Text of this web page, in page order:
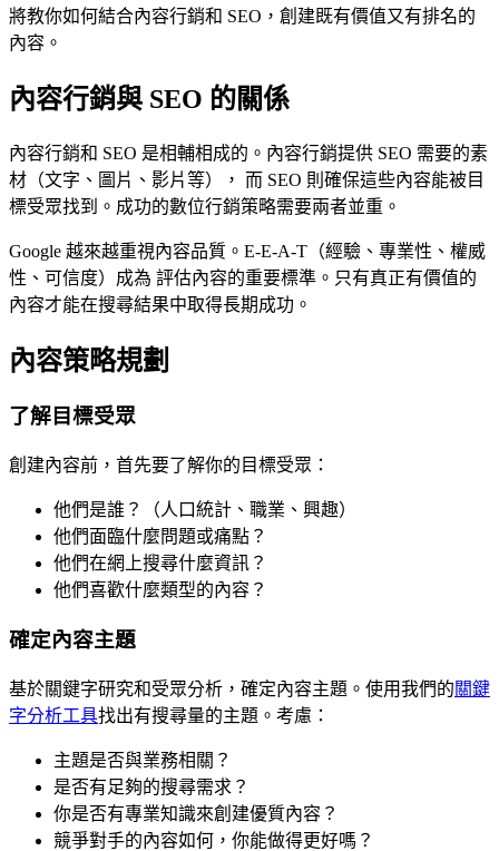
將教你如何結合內容行銷和 SEO，創建既有價值又有排名的
內容。
內容行銷與 SEO 的關係
內容行銷和 SEO 是相輔相成的。內容行銷提供 SEO 需要的素
材（文字、圖片、影片等）， 而 SEO 則確保這些內容能被目
標受眾找到。成功的數位行銷策略需要兩者並重。
Google 越來越重視內容品質。E-E-A-T（經驗、專業性、權威
性、可信度）成為 評估內容的重要標準。只有真正有價值的
內容才能在搜尋結果中取得長期成功。
內容策略規劃
了解目標受眾
創建內容前，首先要了解你的目標受眾：
他們是誰？（人口統計、職業、興趣）
他們面臨什麼問題或痛點？
他們在網上搜尋什麼資訊？
他們喜歡什麼類型的內容？
確定內容主題
基於關鍵字研究和受眾分析，確定內容主題。使用我們的關鍵
字分析工具找出有搜尋量的主題。考慮：
主題是否與業務相關？
是否有足夠的搜尋需求？
你是否有專業知識來創建優質內容？
競爭對手的內容如何，你能做得更好嗎？